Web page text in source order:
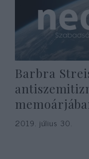
Barbra
2019. július 30.